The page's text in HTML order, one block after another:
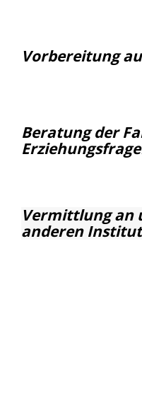
Vorbereitung
Beratung der
Vermittlung an
anderen